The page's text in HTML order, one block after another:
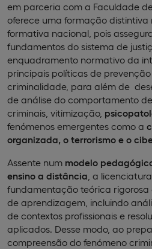
em parceria com a Faculdade
oferece uma formação distintiva
formativa nacional, pois
fundamentos do sistema de
enquadramento normativo da
principais políticas de
criminalidade, para além de
de análise do comportamento
criminais, vitimização,
fenómenos emergentes como a
organizada, o terrorismo e o
Assente num modelo
ensino a distância , a
fundamentação teórica
de aprendizagem, incluindo
de contextos profissionais e
aplicados. Desse modo, ao
compreensão do fenómeno